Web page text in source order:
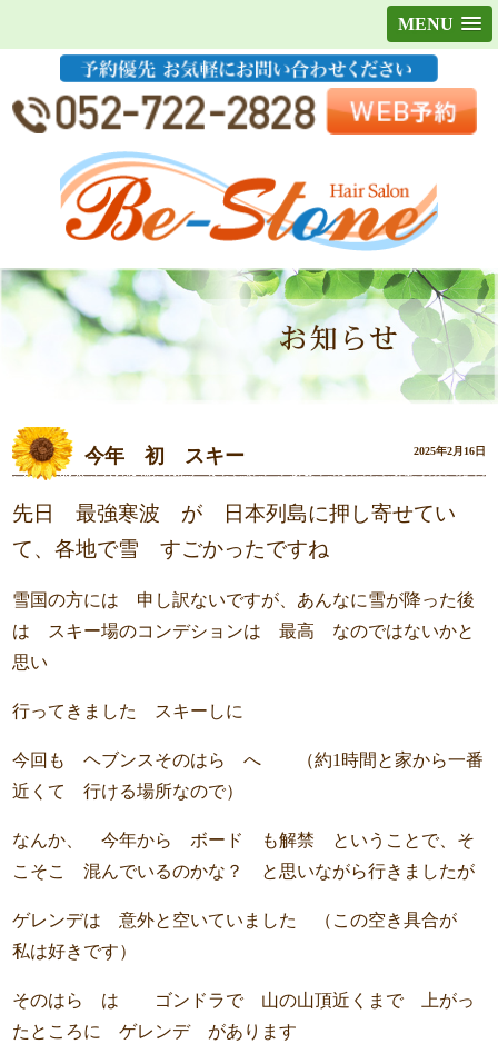
MENU
2025年2月16日
今年 初 スキー
先日 最強寒波 が 日本列島に押し寄せてい
て、各地で雪 すごかったですね
雪国の方には 申し訳ないですが、あんなに雪が降った後
は スキー場のコンデションは 最高 なのではないかと
思い
行ってきました スキーしに
今回も ヘブンスそのはら へ （約1時間と家から一番
近くて 行ける場所なので）
なんか、 今年から ボード も解禁 ということで、そ
こそこ 混んでいるのかな？ と思いながら行きましたが
ゲレンデは 意外と空いていました （この空き具合が
私は好きです）
そのはら は ゴンドラで 山の山頂近くまで 上がっ
たところに ゲレンデ があります